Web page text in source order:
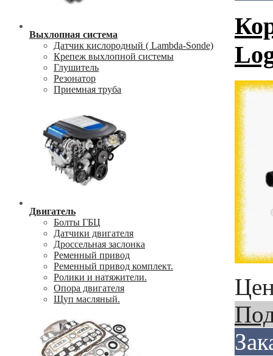
Выхлопная система
Датчик кислородный ( Lambda-Sonde)
Крепеж выхлопной системы
Глушитель
Резонатор
Приемная труба
Двигатель
Болты ГБЦ
Датчики двигателя
Дроссельная заслонка
Ременный привод
Ременный привод комплект.
Ролики и натяжители.
Опора двигателя
Щуп масляный.